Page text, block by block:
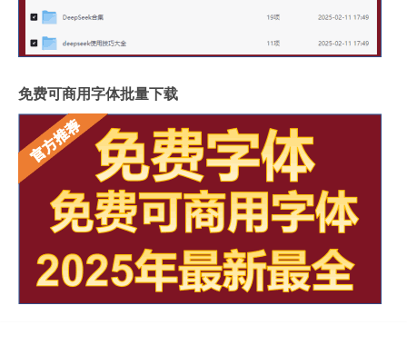
免费可商用字体批量下载